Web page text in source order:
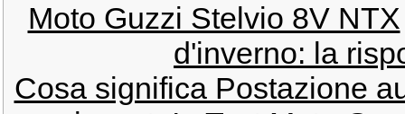
Moto Guzzi Stelvio 8V NTX
d'inverno: la
Cosa significa Postazione